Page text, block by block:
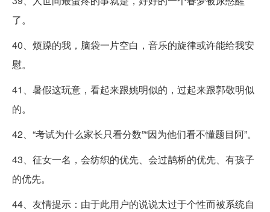
了。
40、烦躁的我，脑袋一片空白，音乐的旋律或许能给我安
慰。
41、暑假这玩意，看起来跟姚明似的，过起来跟郭敬明似
的。
42、“考试为什么家长只看分数”“因为他们看不懂题目阿”。
43、征女一名，会纺织的优先、会过鹊桥的优先、有孩子
的优先。
44、友情提示：由于此用户的说说太过于个性而被系统自